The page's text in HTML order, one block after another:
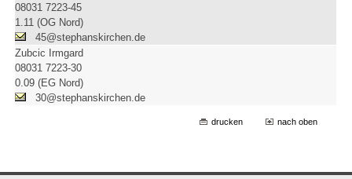
08031 7223-45
1.11 (OG Nord)
45@stephanskirchen.de
Zubcic Irmgard
08031 7223-30
0.09 (EG Nord)
30@stephanskirchen.de
drucken nach oben